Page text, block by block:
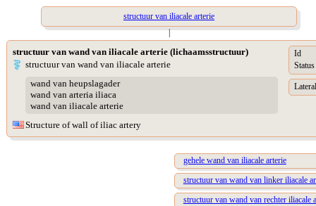
structuur van iliacale arterie
|
structuur van wand van iliacale arterie (lichaamsstructuur)
structuur van wand van iliacale arterie
wand van heupslagader
wand van arteria iliaca
wand van iliacale arterie
Structure of wall of iliac artery
Id
Status
gehele wand van iliacale arterie
structuur van wand van linker iliacale
structuur van wand van rechter iliacale